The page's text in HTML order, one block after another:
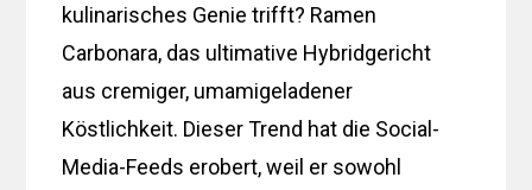
kulinarisches Genie trifft? Ramen
Carbonara, das ultimative Hybridgericht
aus cremiger, umamigeladener
Köstlichkeit. Dieser Trend hat die Social-
Media-Feeds erobert, weil er sowohl